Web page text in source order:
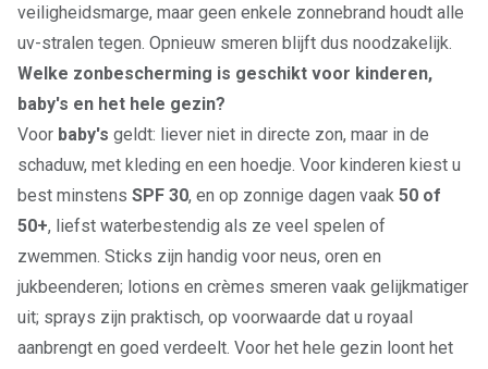
veiligheidsmarge, maar geen enkele zonnebrand houdt alle
uv-stralen tegen. Opnieuw smeren blijft dus noodzakelijk.
Welke zonbescherming is geschikt voor kinderen,
baby's en het hele gezin?
Voor baby's geldt: liever niet in directe zon, maar in de
schaduw, met kleding en een hoedje. Voor kinderen kiest u
best minstens SPF 30, en op zonnige dagen vaak 50 of
50+, liefst waterbestendig als ze veel spelen of
zwemmen. Sticks zijn handig voor neus, oren en
jukbeenderen; lotions en crèmes smeren vaak gelijkmatiger
uit; sprays zijn praktisch, op voorwaarde dat u royaal
aanbrengt en goed verdeelt. Voor het hele gezin loont het